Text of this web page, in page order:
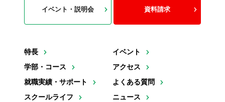
特長
学部・コース
就職実績・サポート
スクールライフ
イベント
アクセス
よくある質問
ニュース
イベント・説明会 資料請求